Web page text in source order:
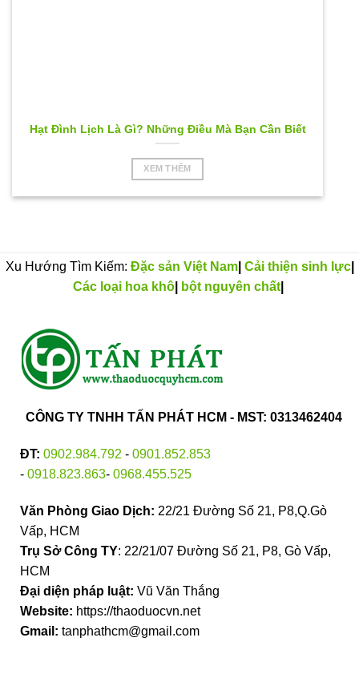
Hạt Đình Lịch Là Gì? Những Điều Mà Bạn Cần Biết
XEM THÊM
Xu Hướng Tìm Kiếm: Đặc sản Việt Nam| Cải thiện sinh lực|
Các loại hoa khô| bột nguyên chất|
CÔNG TY TNHH TẤN PHÁT HCM - MST: 0313462404
ĐT: 0902.984.792 - 0901.852.853
- 0918.823.863- 0968.455.525
Văn Phòng Giao Dịch: 22/21 Đường Số 21, P8,Q.Gò
Vấp, HCM
Trụ Sở Công TY: 22/21/07 Đường Số 21, P8, Gò Vấp,
HCM
Đại diện pháp luật: Vũ Văn Thắng
Website: https://thaoduocvn.net
Gmail: tanphathcm@gmail.com